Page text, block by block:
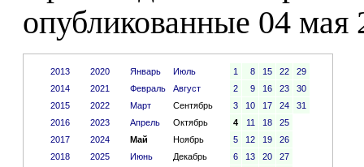
опубликованные 04 мая
2013
2014
2015
2016
2017
2018
2020
2021
2022
2023
2024
2025
Январь
Июль
Февраль
Август
Март
Сентябрь
Апрель
Октябрь
Май
Ноябрь
Июнь
Декабрь
1 8 15 22
29
2
9 16 23
30
3
10 17 24
31
4
11 18
25
5
12 19
26
6
13 20
27